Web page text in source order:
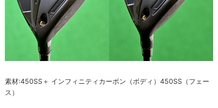
素材:450SS＋ インフィニティカーボン（ボディ）450SS（フェー
ス）